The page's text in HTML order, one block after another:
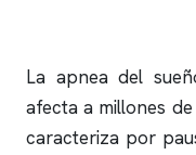
La apnea del
afecta a millones
caracteriza por